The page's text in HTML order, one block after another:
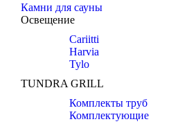
Камни для сауны
Освещение
Cariitti
Harvia
Tylo
TUNDRA GRILL
Комплекты труб
Комплектующие